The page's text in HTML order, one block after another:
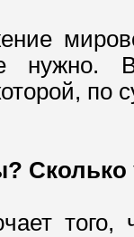
по
Сколько